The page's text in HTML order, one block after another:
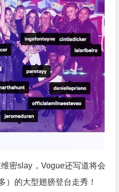
密slay，Vogue还写道将会
）的大型翅膀登台走秀！